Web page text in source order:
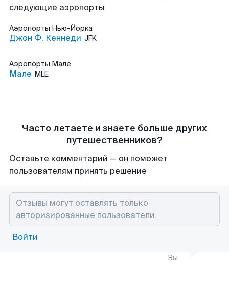
следующие аэропорты
Аэропорты Нью-Йорка
Джон Ф. Кеннеди JFK
Аэропорты Мале
Мале MLE
Часто летаете и знаете больше других
путешественников?
Оставьте комментарий — он поможет
пользователям принять решение
Войти
Вы